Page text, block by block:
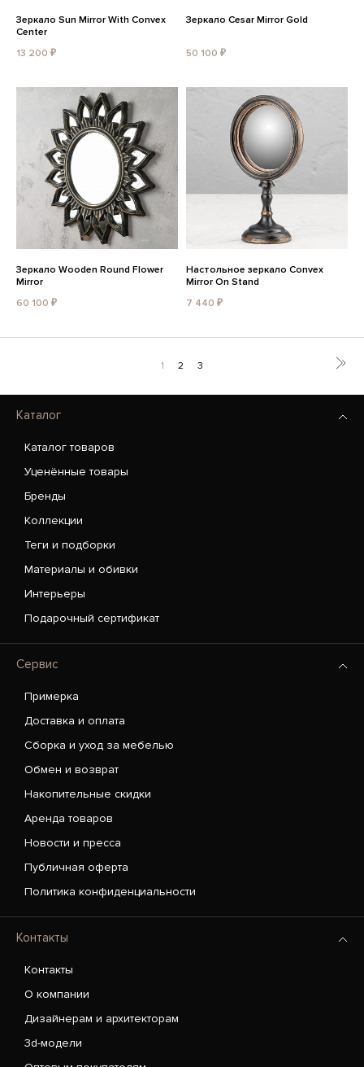
Зеркало Sun Mirror With Convex
Center
13 200 ₽
Зеркало Cesar Mirror Gold
50 100 ₽
Зеркало Wooden Round Flower
Mirror
60 100 ₽
Настольное зеркало Convex
Mirror On Stand
7 440 ₽
1 2 3
Каталог
Каталог товаров
Уценённые товары
Бренды
Коллекции
Теги и подборки
Материалы и обивки
Интерьеры
Подарочный сертификат
Сервис
Примерка
Доставка и оплата
Сборка и уход за мебелью
Обмен и возврат
Накопительные скидки
Аренда товаров
Новости и пресса
Публичная оферта
Политика конфиденциальности
Контакты
Контакты
О компании
Дизайнерам и архитекторам
3d-модели